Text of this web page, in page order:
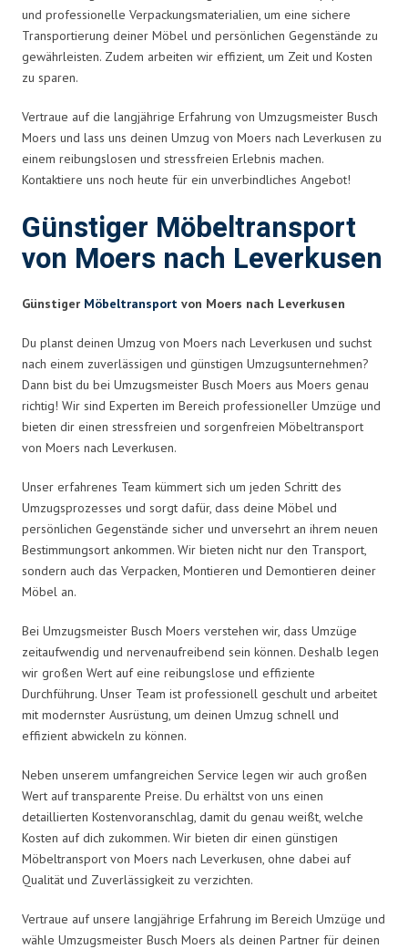
und professionelle Verpackungsmaterialien, um eine sichere
Transportierung deiner Möbel und persönlichen Gegenstände zu
gewährleisten. Zudem arbeiten wir effizient, um Zeit und Kosten
zu sparen.
Vertraue auf die langjährige Erfahrung von Umzugsmeister Busch
Moers und lass uns deinen Umzug von Moers nach Leverkusen zu
einem reibungslosen und stressfreien Erlebnis machen.
Kontaktiere uns noch heute für ein unverbindliches Angebot!
Günstiger Möbeltransport
von Moers nach Leverkusen
Günstiger Möbeltransport von Moers nach Leverkusen
Du planst deinen Umzug von Moers nach Leverkusen und suchst
nach einem zuverlässigen und günstigen Umzugsunternehmen?
Dann bist du bei Umzugsmeister Busch Moers aus Moers genau
richtig! Wir sind Experten im Bereich professioneller Umzüge und
bieten dir einen stressfreien und sorgenfreien Möbeltransport
von Moers nach Leverkusen.
Unser erfahrenes Team kümmert sich um jeden Schritt des
Umzugsprozesses und sorgt dafür, dass deine Möbel und
persönlichen Gegenstände sicher und unversehrt an ihrem neuen
Bestimmungsort ankommen. Wir bieten nicht nur den Transport,
sondern auch das Verpacken, Montieren und Demontieren deiner
Möbel an.
Bei Umzugsmeister Busch Moers verstehen wir, dass Umzüge
zeitaufwendig und nervenaufreibend sein können. Deshalb legen
wir großen Wert auf eine reibungslose und effiziente
Durchführung. Unser Team ist professionell geschult und arbeitet
mit modernster Ausrüstung, um deinen Umzug schnell und
effizient abwickeln zu können.
Neben unserem umfangreichen Service legen wir auch großen
Wert auf transparente Preise. Du erhältst von uns einen
detaillierten Kostenvoranschlag, damit du genau weißt, welche
Kosten auf dich zukommen. Wir bieten dir einen günstigen
Möbeltransport von Moers nach Leverkusen, ohne dabei auf
Qualität und Zuverlässigkeit zu verzichten.
Vertraue auf unsere langjährige Erfahrung im Bereich Umzüge und
wähle Umzugsmeister Busch Moers als deinen Partner für deinen